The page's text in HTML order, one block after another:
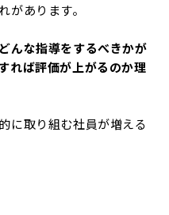
があります。
んな指導をするべきかが
れば評価が上がるのか理
に取り組む社員が増える